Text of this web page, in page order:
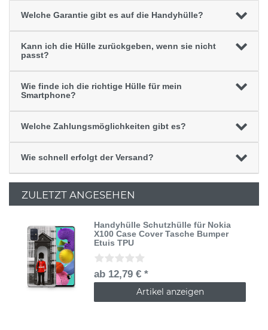
Welche Garantie gibt es auf die Handyhülle?
Kann ich die Hülle zurückgeben, wenn sie nicht
passt?
Wie finde ich die richtige Hülle für mein
Smartphone?
Welche Zahlungsmöglichkeiten gibt es?
Wie schnell erfolgt der Versand?
ZULETZT ANGESEHEN
Handyhülle Schutzhülle für Nokia
X100 Case Cover Tasche Bumper
Etuis TPU
ab 12,79 € *
Artikel anzeigen